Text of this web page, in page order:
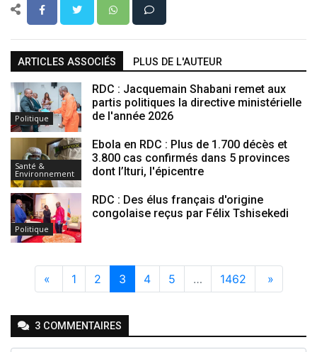
ARTICLES ASSOCIÉS PLUS DE L'AUTEUR
Politique
RDC : Jacquemain Shabani remet aux
partis politiques la directive ministérielle
de l'année 2026
Santé &
Environnement
Ebola en RDC : Plus de 1.700 décès et
3.800 cas confirmés dans 5 provinces
dont l’Ituri, l'épicentre
Politique
RDC : Des élus français d'origine
congolaise reçus par Félix Tshisekedi
« 1 2 3 4 5 … 1462 »
3 COMMENTAIRES